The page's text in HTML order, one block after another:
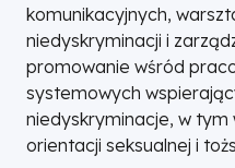
komunikacyjnych,
niedyskryminacji i
promowanie wśród
systemowych
niedyskryminacje, w tym
orientacji seksualnej i